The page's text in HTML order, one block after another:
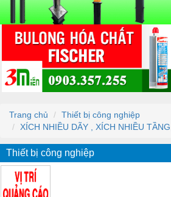
Trang chủ
Thiết bị công nghiệp
XÍCH NHIỀU DÃY , XÍCH NHIỀU
Thiết bị công nghiệp